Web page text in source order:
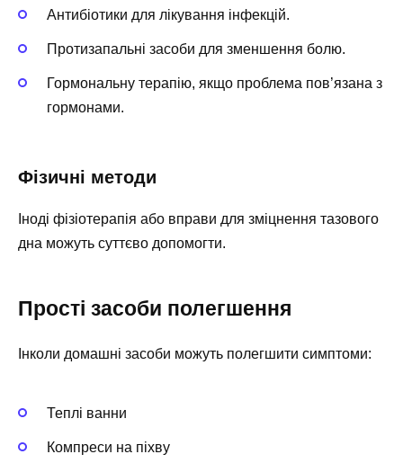
Антибіотики для лікування інфекцій.
Протизапальні засоби для зменшення болю.
Гормональну терапію, якщо проблема пов’язана з
гормонами.
Фізичні методи
Іноді фізіотерапія або вправи для зміцнення тазового
дна можуть суттєво допомогти.
Прості засоби полегшення
Інколи домашні засоби можуть полегшити симптоми:
Теплі ванни
Компреси на піхву